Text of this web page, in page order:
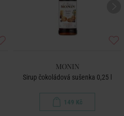
MONIN
Sirup čokoládová sušenka 0,25 l
149 Kč